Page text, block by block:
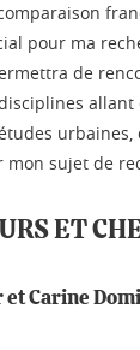
pour ma
de
urbaines,
mon sujet de
ET
Carine